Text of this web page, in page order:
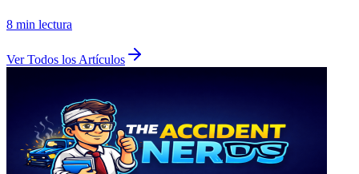
8 min lectura
Ver Todos los Artículos